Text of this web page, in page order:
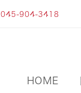
045-904-3418
HOME